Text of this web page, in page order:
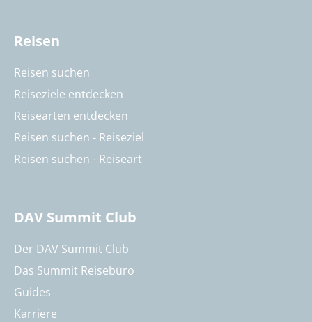
Reisen
Reisen suchen
Reiseziele entdecken
Reisearten entdecken
Reisen suchen - Reiseziel
Reisen suchen - Reiseart
DAV Summit Club
Der DAV Summit Club
Das Summit Reisebüro
Guides
Karriere